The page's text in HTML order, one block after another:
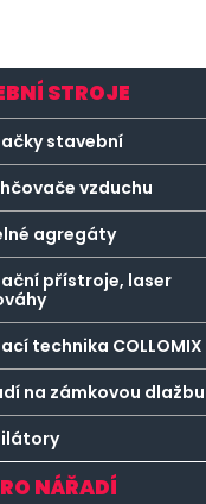
STROJE
stavební
vzduchu
agregáty
přístroje, laser
technika COLLOMIX
na zámkovou dlažbu
NÁŘADÍ